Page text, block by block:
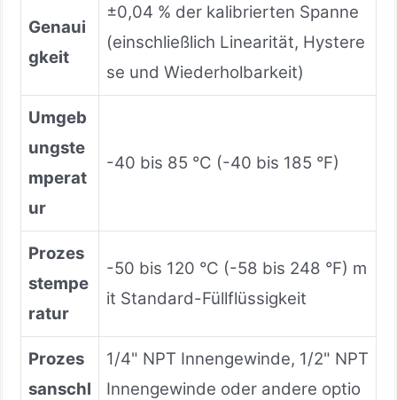
Genaui
gkeit
±0,04 % der kalibrierten Spanne
(einschließlich Linearität, Hystere
se und Wiederholbarkeit)
Umgeb
ungste
mperat
ur
-40 bis 85 °C (-40 bis 185 °F)
Prozes
stempe
ratur
-50 bis 120 °C (-58 bis 248 °F) m
it Standard-Füllflüssigkeit
Prozes
sanschl
1/4" NPT Innengewinde, 1/2" NPT
Innengewinde oder andere optio